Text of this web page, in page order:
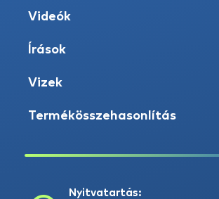
Videók
Írások
Vizek
Termékösszehasonlítás
Nyitvatartás: